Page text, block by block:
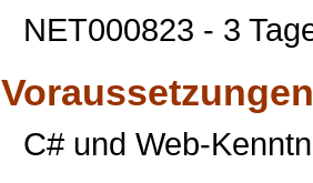
NET000823 - 3
Voraussetzungen
C# und Web-